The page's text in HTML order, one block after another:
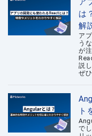
は
解
ア
う
が
説
ぜ
ト
で